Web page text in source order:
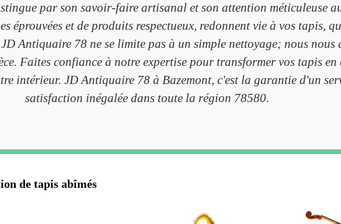
par son savoir-faire artisanal et son attention méticuleuse
éprouvées et de produits respectueux, redonnent vie à vos tapis,
Antiquaire 78 ne se limite pas à un simple nettoyage; nous nous
Faites confiance à notre expertise pour transformer vos tapis
intérieur. JD Antiquaire 78 à Bazemont, c'est la garantie d'un
satisfaction inégalée dans toute la région 78580.
de tapis abîmés